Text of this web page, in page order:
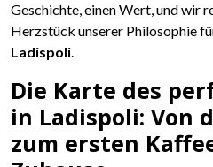
Geschichte, einen Wert, und wir
Herzstück unserer Philosophie
Ladispoli.
Die Karte des
in Ladispoli: Von
zum ersten